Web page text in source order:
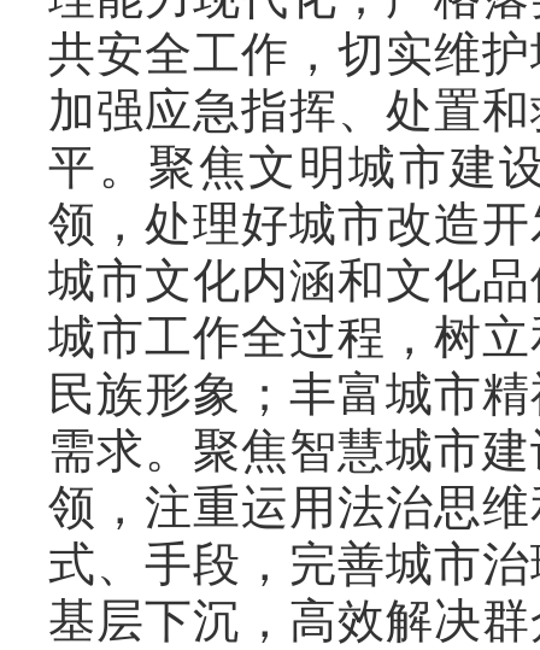
共安全工作，切实维
加强应急指挥、处置
平。聚焦文明城市建
领，处理好城市改造
城市文化内涵和文化
城市工作全过程，树
民族形象；丰富城市
需求。聚焦智慧城市
领，注重运用法治思
式、手段，完善城市
基层下沉，高效解决